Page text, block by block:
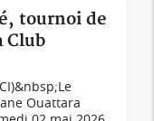
tournoi de
Club
Ouattara